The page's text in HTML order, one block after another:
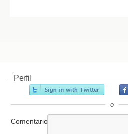
Perfil
o
Comentario